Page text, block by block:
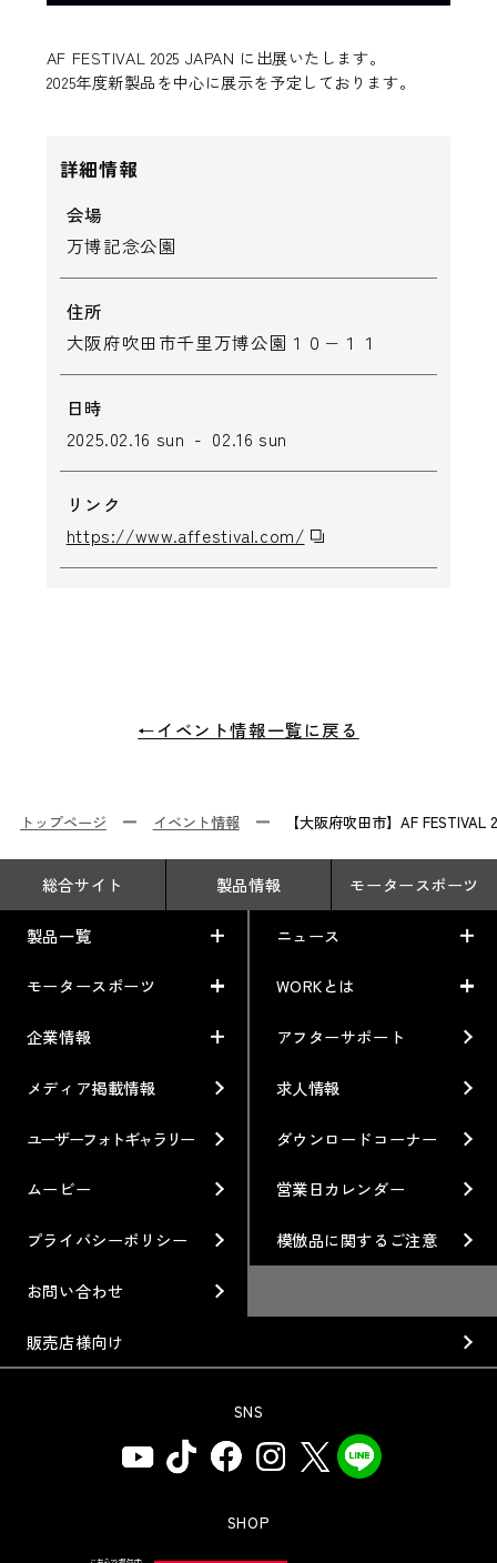
AF FESTIVAL 2025 JAPAN に出展いたします。
2025年度新製品を中心に展示を予定しております。
詳細情報
会場
万博記念公園
住所
大阪府吹田市千里万博公園１０−１１
日時
2025.02.16 sun - 02.16 sun
リンク
https://www.affestival.com/
←イベント情報一覧に戻る
トップページ イベント情報 【大阪府吹田市】AF FESTIVAL
総合サイト 製品情報 モータースポーツ
製品一覧
製品一覧
車から検索
利用条件／注意事項
ブランド紹介
ホイール情報
カスタムオーダープラン
廃番製品
インフォメーション
ニュース
ニュース
お知らせ
イベント情報
モータースポーツ
モータースポーツ
レーシング特集
Gymkhana
DIRT TRIAL
SUPER GT
Rally
GR86/BRZ Cup
WORKとは
WORKとは
テクノロジー
クオリティー
デザイン
企業情報
企業情報
フィロソフィー
経営理念
私たちのあるべき姿
工場概要
会社沿革
ISO9001取得について
アフターサポート
メディア掲載情報 求人情報
ユーザーフォトギャラリー ダウンロードコーナー
ムービー 営業日カレンダー
プライバシーポリシー 模倣品に関するご注意
お問い合わせ
販売店様向け
SNS
SHOP